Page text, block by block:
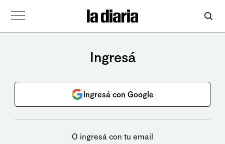
Ingresá
Ingresá con Google
O ingresá con tu email